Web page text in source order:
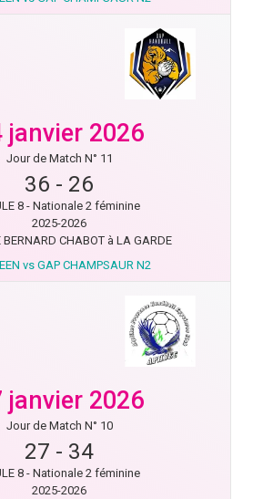
janvier 2026
Jour de Match N° 11
36 - 26
8 - Nationale 2 féminine
2025-2026
BERNARD CHABOT à LA GARDE
vs GAP CHAMPSAUR N2
janvier 2026
Jour de Match N° 10
27 - 34
8 - Nationale 2 féminine
2025-2026